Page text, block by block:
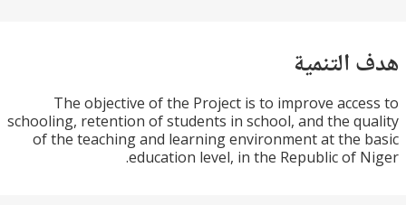
The objective of the Project is to improve
schooling, retention of students in school, and the
of the teaching and learning environment at
education level, in the Republic of